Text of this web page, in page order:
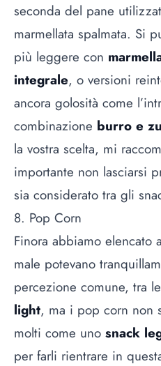
seconda del pane
marmellata spalmata. Si
più leggere con
integrale, o versioni
ancora golosità come
combinazione burro e
la vostra scelta, mi
importante non lasciarsi
sia considerato tra gli
8. Pop Corn
Finora abbiamo elencato
male potevano
percezione comune, tra le
light, ma i pop corn non
molti come uno snack
per farli rientrare in